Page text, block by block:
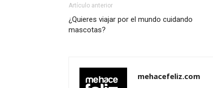
Artículo anterior
¿Quieres viajar por el mundo cuidando
mascotas?
mehacefeliz.com